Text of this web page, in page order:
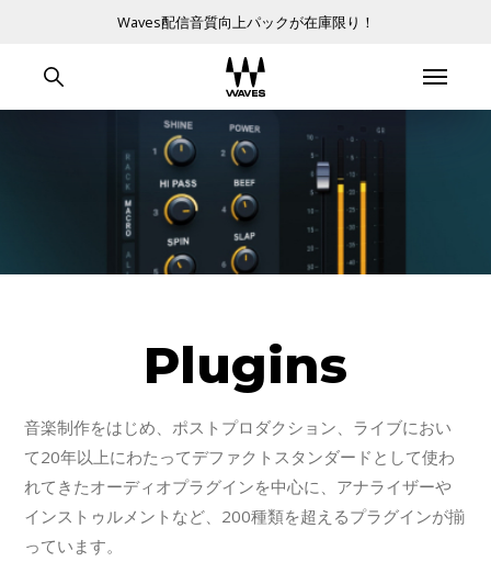
Waves配信音質向上パックが在庫限り！
Plugins
音楽制作をはじめ、ポストプロダクション、ライブにおい
て20年以上にわたってデファクトスタンダードとして使わ
れてきたオーディオプラグインを中心に、アナライザーや
インストゥルメントなど、200種類を超えるプラグインが揃
っています。